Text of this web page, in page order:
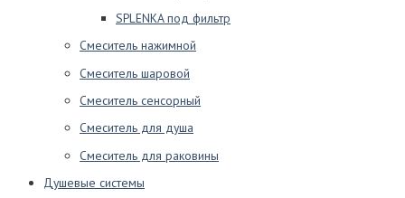
SPLENKA под фильтр
Смеситель нажимной
Смеситель шаровой
Смеситель сенсорный
Смеситель для душа
Смеситель для раковины
Душевые системы